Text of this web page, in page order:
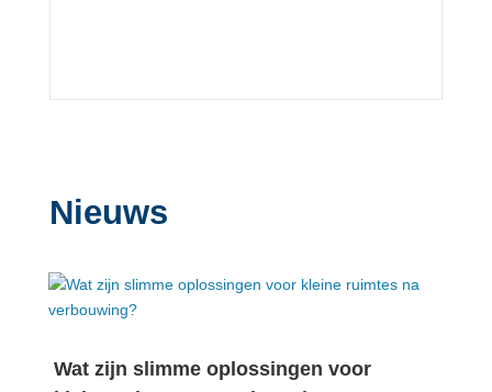
Nieuws
Wat zijn slimme oplossingen voor